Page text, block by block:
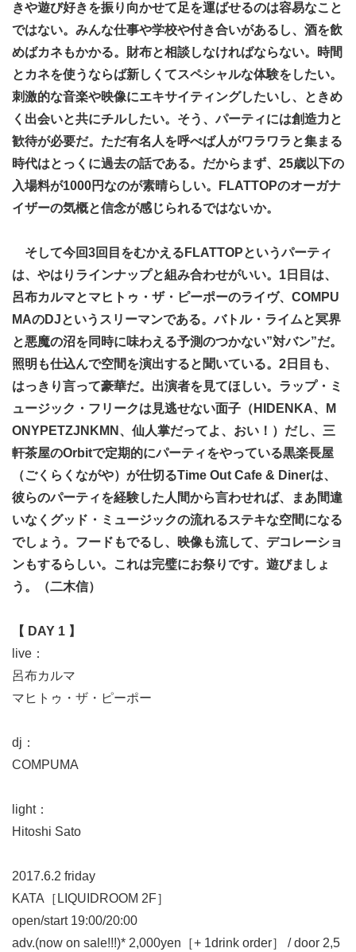
きや遊び好きを振り向かせて足を運ばせるのは容易なこと
ではない。みんな仕事や学校や付き合いがあるし、酒を飲
めばカネもかかる。財布と相談しなければならない。時間
とカネを使うならば新しくてスペシャルな体験をしたい。
刺激的な音楽や映像にエキサイティングしたいし、ときめ
く出会いと共にチルしたい。そう、パーティには創造力と
歓待が必要だ。ただ有名人を呼べば人がワラワラと集まる
時代はとっくに過去の話である。だからまず、25歳以下の
入場料が1000円なのが素晴らしい。FLATTOPのオーガナ
イザーの気概と信念が感じられるではないか。
そして今回3回目をむかえるFLATTOPというパーティ
は、やはりラインナップと組み合わせがいい。1日目は、
呂布カルマとマヒトゥ・ザ・ピーポーのライヴ、COMPU
MAのDJというスリーマンである。バトル・ライムと冥界
と悪魔の沼を同時に味わえる予測のつかない”対バン”だ。
照明も仕込んで空間を演出すると聞いている。2日目も、
はっきり言って豪華だ。出演者を見てほしい。ラップ・ミ
ュージック・フリークは見逃せない面子（HIDENKA、
M
ONYPETZJNKMN 、仙人掌だってよ、おい！）だし、三
軒茶屋のOrbitで定期的にパーティをやっている黒楽長屋
（ごくらくながや）が仕切るTime Out Cafe & Dinerは、
彼らのパーティを経験した人間から言わせれば、まあ間違
いなくグッド・ミュージックの流れるステキな空間になる
でしょう。フードもでるし、映像も流して、デコレーショ
ンもするらしい。これは完璧にお祭りです。遊びましょ
う。（二木信）
【 DAY 1 】
live：
呂布カルマ
マヒトゥ・ザ・ピーポー
dj：
COMPUMA
light：
Hitoshi Sato
2017.6.2 friday
KATA［LIQUIDROOM 2F］
open/start 19:00/20:00
adv.(now on sale!!!)* 2,000yen［+ 1drink order］ / door 2,5